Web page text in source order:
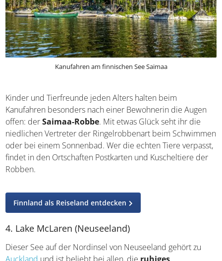
Kinder und Tierfreunde jeden Alters halten beim
Kanufahren besonders nach einer Bewohnerin die Augen
offen: derSaimaa-Robbe. Mit etwas Glück seht ihr die
niedlichen Vertreter der Ringelrobbenart beim
Schwimmen oder bei einem Sonnenbad. Wer die echten
Kuscheltiere der Robben.
Finnland als Reiseland entdecken
4. Lake McLaren (Neuseeland)